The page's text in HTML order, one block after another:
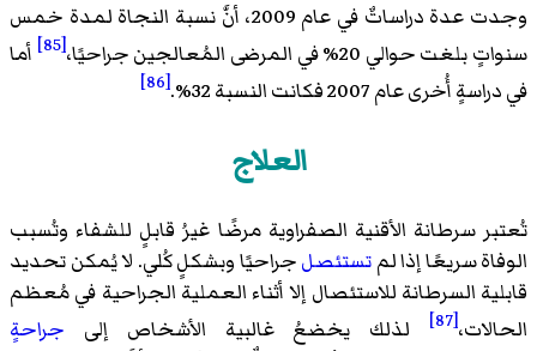
وجدت عدة دراساتٌ في عام 2009، أنَّ نسبة النجاة لمدة خمس
سنواتٍ بلغت حوالي 20% في المرضى المُعالجين جراحيًا،
[85]
أما
في دراسةٍ أُخرى عام 2007 فكانت النسبة 32%.
[86]
العلاج
تُعتبر سرطانة الأقنية الصفراوية مرضًا غيرُ قابلٍ للشفاء وتُسبب
الوفاة سريعًا إذا لمتستئصلجراحيًا وبشكلٍ كُلي. لا يُمكن تحديد
قابلية السرطانة للاستئصال إلا أثناء العملية الجراحية في مُعظم
الحالات،[87] لذلك يخضعُ غالبية الأشخاص إلى جراحةٍ